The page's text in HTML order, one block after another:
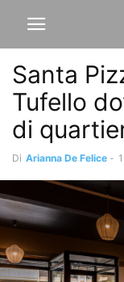
Santa
Tufello
di
Di Arianna De Felice -